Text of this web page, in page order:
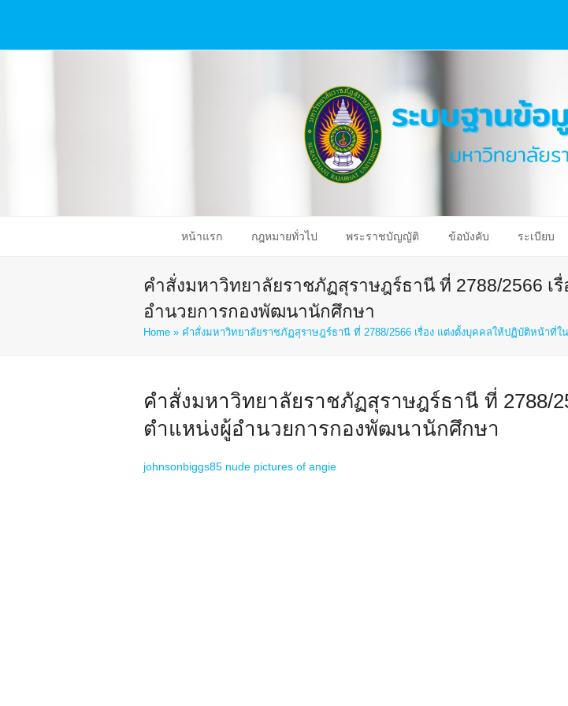
หน้าแรก กฎหมายทั่วไป พระราชบัญญัติ ข้อบังคับ ระเบียบ
คำสั่งมหาวิทยาลัยราชภัฏสุราษฎร์ธานี ที่ 2788/2566
อำนวยการกองพัฒนานักศึกษา
Home » คำสั่งมหาวิทยาลัยราชภัฏสุราษฎร์ธานี ที่ 2788/2566 เรื่อง แต่งตั้งบุคคลให้ปฏิบัติหน้าที่
คำสั่งมหาวิทยาลัยราชภัฏสุราษฎร์ธานี ที่ 2788/
ตำแหน่งผู้อำนวยการกองพัฒนานักศึกษา
johnsonbiggs85 nude pictures of angie